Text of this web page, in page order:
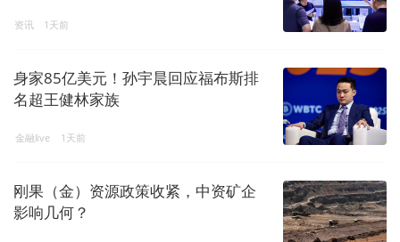
资讯 1天前
身家85亿美元！孙宇晨回应福布斯排
名超王健林家族
金融live 1天前
刚果（金）资源政策收紧，中资矿企
影响几何？